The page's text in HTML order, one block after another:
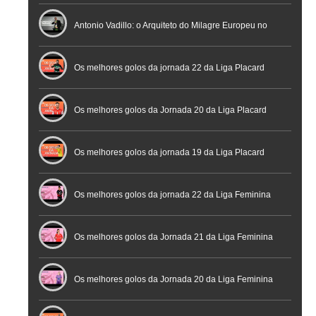
profissional em conferência histórica na Cidade do
Futebol
Antonio Vadillo: o Arquiteto do Milagre Europeu no
Futsal | Documentário
Os melhores golos da jornada 22 da Liga Placard
Os melhores golos da Jornada 20 da Liga Placard
Futsal
Os melhores golos da jornada 19 da Liga Placard
Os melhores golos da jornada 22 da Liga Feminina
Placard
Os melhores golos da Jornada 21 da Liga Feminina
Placard
Os melhores golos da Jornada 20 da Liga Feminina